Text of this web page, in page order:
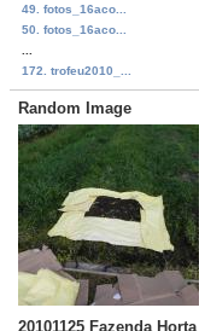
49. fotos_16aco...
50. fotos_16aco...
172. trofeu2010_...
Random Image
20101125 Fazenda Horta